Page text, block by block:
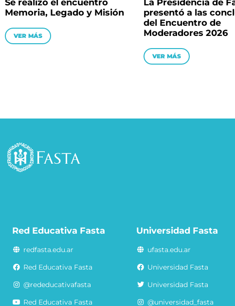
Se realizó el encuentro
Memoria, Legado y Misión
VER MÁS
La Presidencia de
presentó a las
del Encuentro de
Moderadores 2026
VER MÁS
Red Educativa Fasta
redfasta.edu.ar
Red Educativa Fasta
@rededucativafasta
Red Educativa Fasta
Universidad Fasta
ufasta.edu.ar
Universidad Fasta
Universidad Fasta
@universidad_fasta